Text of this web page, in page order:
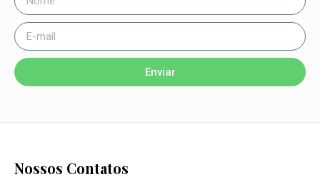
Enviar
Nossos Contatos